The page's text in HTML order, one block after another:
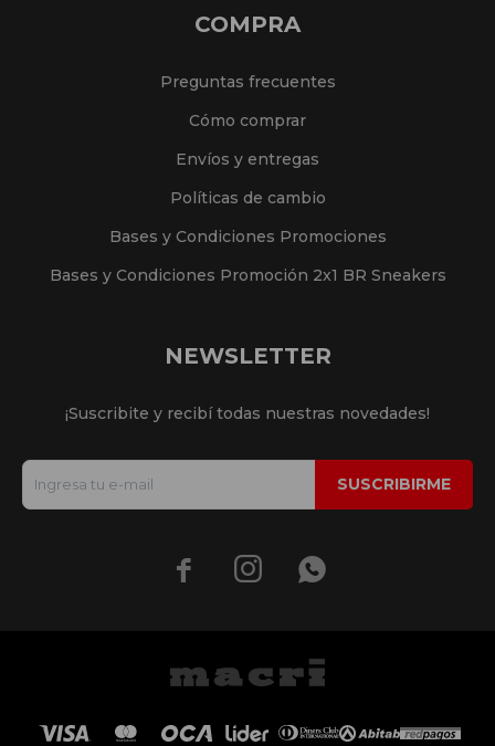
COMPRA
Preguntas frecuentes
Cómo comprar
Envíos y entregas
Políticas de cambio
Bases y Condiciones Promociones
Bases y Condiciones Promoción 2x1 BR Sneakers
NEWSLETTER
¡Suscribite y recibí todas nuestras novedades!
SUSCRIBIRME
  